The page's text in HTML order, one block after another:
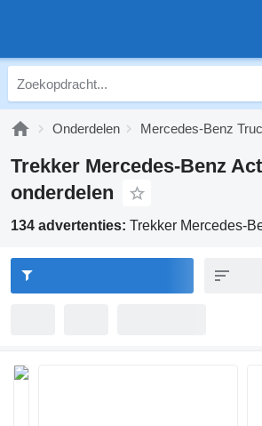
Onderdelen Mercedes-Benz
Trekker Mercedes-Benz
onderdelen
134 advertenties: Trekker Mercedes-